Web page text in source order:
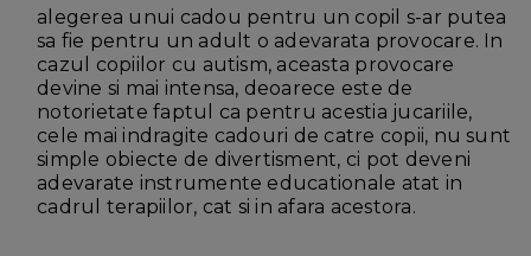
alegerea unui cadou pentru un copil s-ar putea
sa fie pentru un adult o adevarata provocare. In
cazul copiilor cu autism, aceasta provocare
devine si mai intensa, deoarece este de
notorietate faptul ca pentru acestia jucariile,
cele mai indragite cadouri de catre copii, nu sunt
simple obiecte de divertisment, ci pot deveni
adevarate instrumente educationale atat in
cadrul terapiilor, cat si in afara acestora.